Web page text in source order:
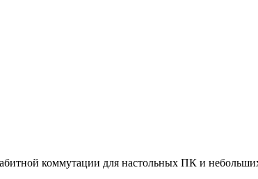
коммутации для настольных ПК и